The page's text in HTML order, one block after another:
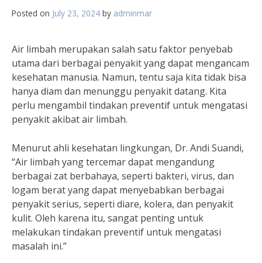
Posted on July 23, 2024 by adminmar
Air limbah merupakan salah satu faktor penyebab
utama dari berbagai penyakit yang dapat mengancam
kesehatan manusia. Namun, tentu saja kita tidak bisa
hanya diam dan menunggu penyakit datang. Kita
perlu mengambil tindakan preventif untuk mengatasi
penyakit akibat air limbah.
Menurut ahli kesehatan lingkungan, Dr. Andi Suandi,
“Air limbah yang tercemar dapat mengandung
berbagai zat berbahaya, seperti bakteri, virus, dan
logam berat yang dapat menyebabkan berbagai
penyakit serius, seperti diare, kolera, dan penyakit
kulit. Oleh karena itu, sangat penting untuk
melakukan tindakan preventif untuk mengatasi
masalah ini.”